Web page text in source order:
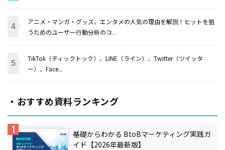
アニメ・マンガ・グッズ、エンタメの人気の理由を解説！ヒットを狙
うためのユーザー行動分析のコ...
TikTok（ティックトック）、LINE（ライン）、Twitter（ツイッタ
ー）、Face...
・おすすめ資料ランキング
基礎からわかる BtoBマーケティング実践ガ
イド【2026年最新版】